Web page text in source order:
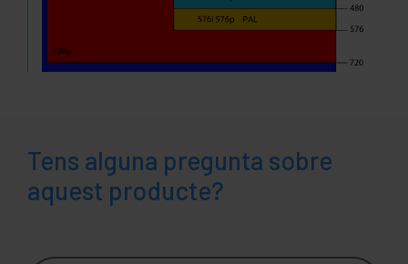
Tens alguna pregunta sobre
aquest producte?